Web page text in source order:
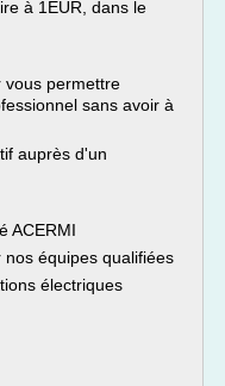
à 1EUR, dans le
vous permettre
sans avoir à
auprès d'un
ACERMI
équipes qualifiées
électriques